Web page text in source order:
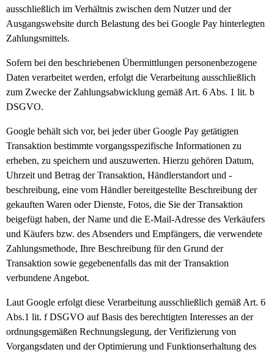
ausschließlich im Verhältnis zwischen dem Nutzer und der
Ausgangswebsite durch Belastung des bei Google Pay hinterlegten
Zahlungsmittels.
Sofern bei den beschriebenen Übermittlungen personenbezogene
Daten verarbeitet werden, erfolgt die Verarbeitung ausschließlich
zum Zwecke der Zahlungsabwicklung gemäß Art. 6 Abs. 1 lit. b
DSGVO.
Google behält sich vor, bei jeder über Google Pay getätigten
Transaktion bestimmte vorgangsspezifische Informationen zu
erheben, zu speichern und auszuwerten. Hierzu gehören Datum,
Uhrzeit und Betrag der Transaktion, Händlerstandort und -
beschreibung, eine vom Händler bereitgestellte Beschreibung der
gekauften Waren oder Dienste, Fotos, die Sie der Transaktion
beigefügt haben, der Name und die E-Mail-Adresse des Verkäufers
und Käufers bzw. des Absenders und Empfängers, die verwendete
Zahlungsmethode, Ihre Beschreibung für den Grund der
Transaktion sowie gegebenenfalls das mit der Transaktion
verbundene Angebot.
Laut Google erfolgt diese Verarbeitung ausschließlich gemäß Art. 6
Abs.1 lit. f DSGVO auf Basis des berechtigten Interesses an der
ordnungsgemäßen Rechnungslegung, der Verifizierung von
Vorgangsdaten und der Optimierung und Funktionserhaltung des